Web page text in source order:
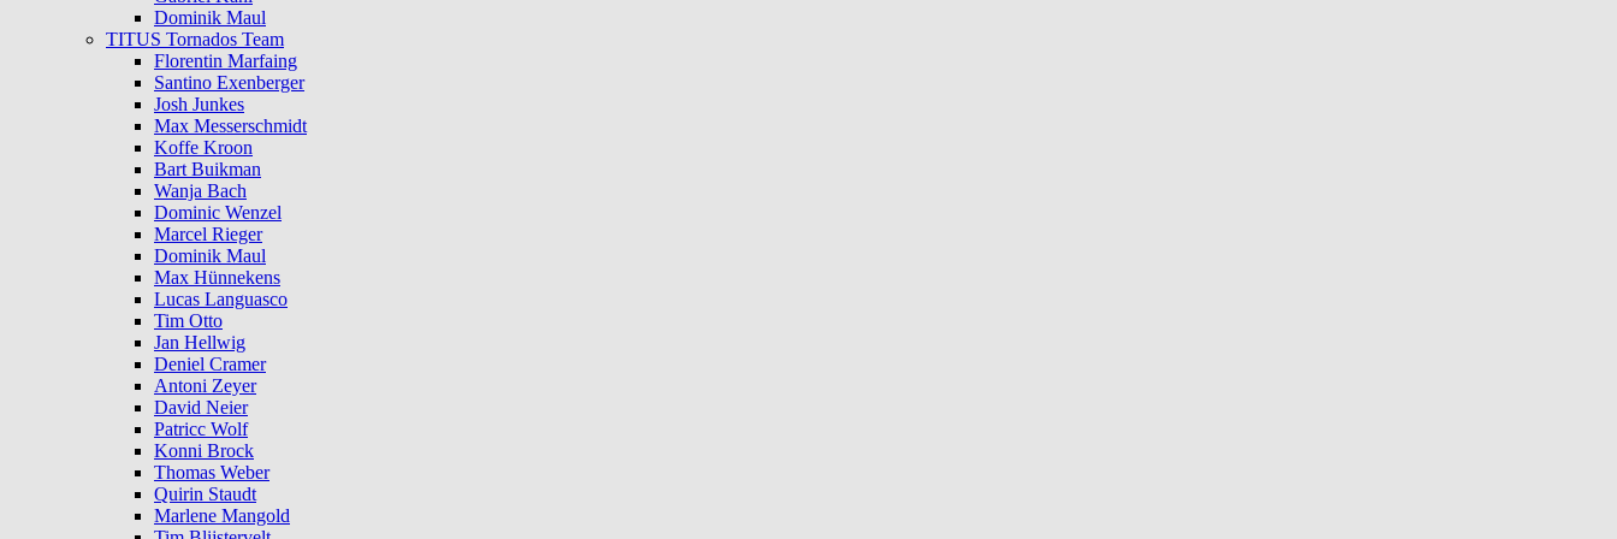
Dominik Maul
TITUS Tornados Team
Florentin Marfaing
Santino Exenberger
Josh Junkes
Max Messerschmidt
Koffe Kroon
Bart Buikman
Wanja Bach
Dominic Wenzel
Marcel Rieger
Dominik Maul
Max Hünnekens
Lucas Languasco
Tim Otto
Jan Hellwig
Deniel Cramer
Antoni Zeyer
David Neier
Patricc Wolf
Konni Brock
Thomas Weber
Quirin Staudt
Marlene Mangold